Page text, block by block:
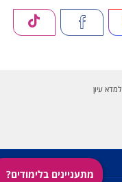
מתעניינים בלימודים?
למדא עיון